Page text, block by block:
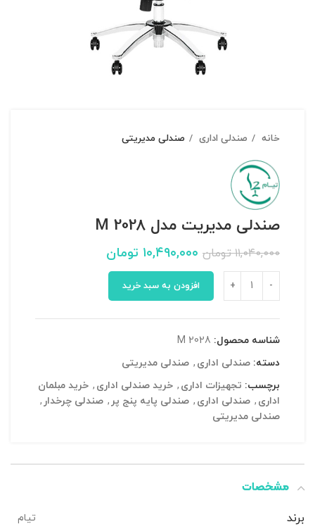
خانه صندلی اداری صندلی مدیریتی
صندلی مدیریت مدل M 2028
۱۱,۰۴۰,۰۰۰ تومان ۱۰,۴۹۰,۰۰۰ تومان
افزودن به سبد خرید
شناسه محصول: M 2028
دسته: صندلی اداری , صندلی مدیریتی
برچسب: تجهیزات اداری , خرید صندلی اداری , خرید مبلمان
اداری , صندلی اداری , صندلی پایه پنج پر , صندلی چرخدار ,
صندلی مدیریتی
مشخصات
برند تیام